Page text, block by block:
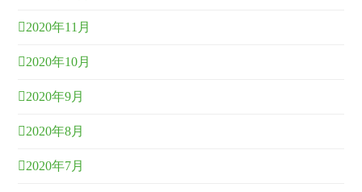
2020年11月
2020年10月
2020年9月
2020年8月
2020年7月